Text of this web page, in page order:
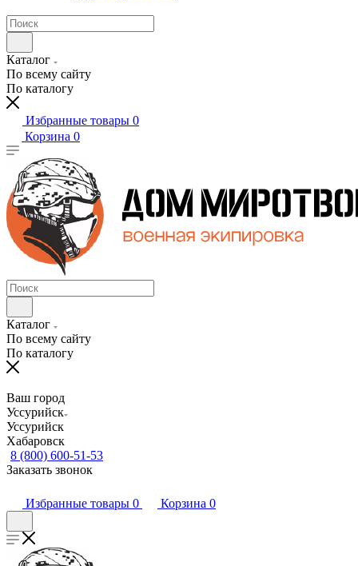
Каталог
По всему сайту
По каталогу
Избранные товары 0
Корзина 0
Каталог
По всему сайту
По каталогу
Ваш город
Уссурийск
Уссурийск
Хабаровск
8 (800) 600-51-53
Заказать звонок
Избранные товары 0 Корзина 0